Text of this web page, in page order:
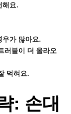
해요.
우가 많아요.
러블이 더 올라오
먹혀요.
: 손대